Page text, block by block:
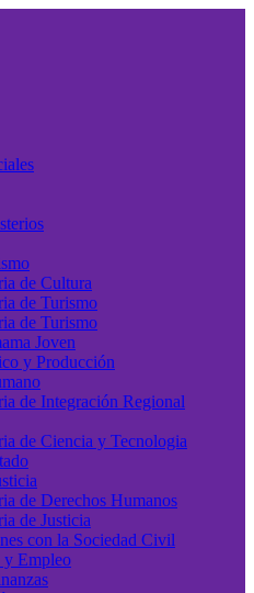
de Cultura
de Turismo
de Turismo
Joven
y Producción
de Integración Regional
de Ciencia y Tecnologia
de Derechos Humanos
de Justicia
con la Sociedad Civil
y Empleo